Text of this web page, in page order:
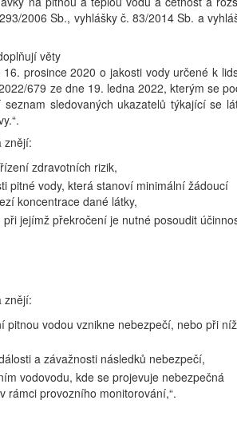
2006 Sb., vyhlášky č. 83/2014 Sb. a
věty
prosince 2020 o jakosti vody určené k
679 ze dne 19. ledna 2022, kterým se
sledovaných ukazatelů týkající se
znějí:
zdravotních rizik,
pitné vody, která stanoví minimální žádoucí
koncentrace dané látky,
jejímž překročení je nutné posoudit
znějí:
pitnou vodou vznikne nebezpečí, nebo při níž
a závažnosti následků nebezpečí,
vodovodu, kde se projevuje nebezpečná
rámci provozního monitorování,“.